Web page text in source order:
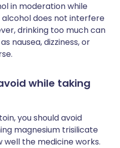
in moderation while
does not interfere
drinking too much can
nausea, dizziness, or
while taking
you should avoid
magnesium trisilicate
the medicine works.